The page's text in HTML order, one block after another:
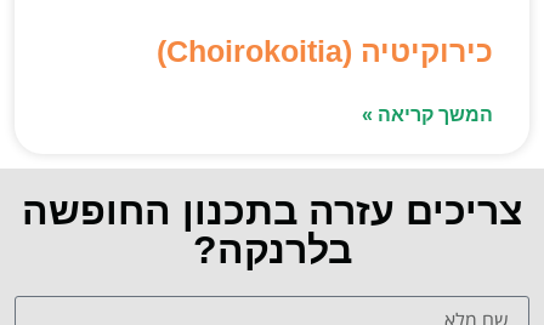
כירוקיטיה (Choirokoitia)
המשך קריאה »
צריכים עזרה בתכנון החופשה
בלרנקה?